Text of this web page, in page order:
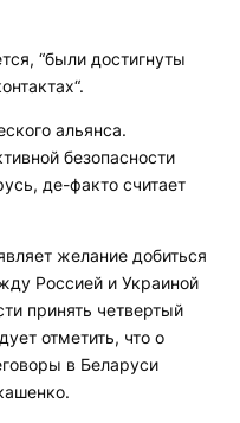
“были достигнуты
альянса.
безопасности
де-факто считает
желание добиться
Россией и Украиной
принять четвертый
отметить, что о
в Беларуси